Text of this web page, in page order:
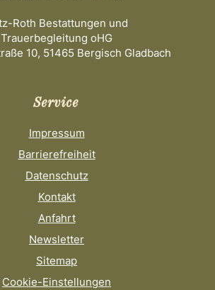
Roth Bestattungen und
Trauerbegleitung oHG
10, 51465 Bergisch Gladbach
Service
Impressum
Barrierefreiheit
Datenschutz
Kontakt
Anfahrt
Newsletter
Sitemap
Cookie-Einstellungen